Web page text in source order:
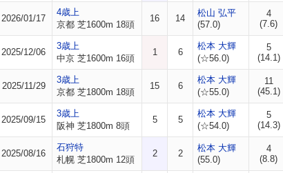
2026/01/17
4歳上
京都 芝1600m 18頭
16 14
松山 弘平
(57.0)
4
(7.6)
2025/12/06
3歳上
中京 芝1600m 16頭
1 6
松本 大輝
(☆56.0)
5
(14.1)
2025/11/29
3歳上
京都 芝1800m 18頭
15 6
松本 大輝
(☆55.0)
11
(45.1)
2025/09/15
3歳上
阪神 芝1800m 8頭
5 5
松本 大輝
(☆54.0)
5
(14.3)
2025/08/16
石狩特
札幌 芝1800m 12頭
2 2
松本 大輝
(55.0)
4
(8.8)